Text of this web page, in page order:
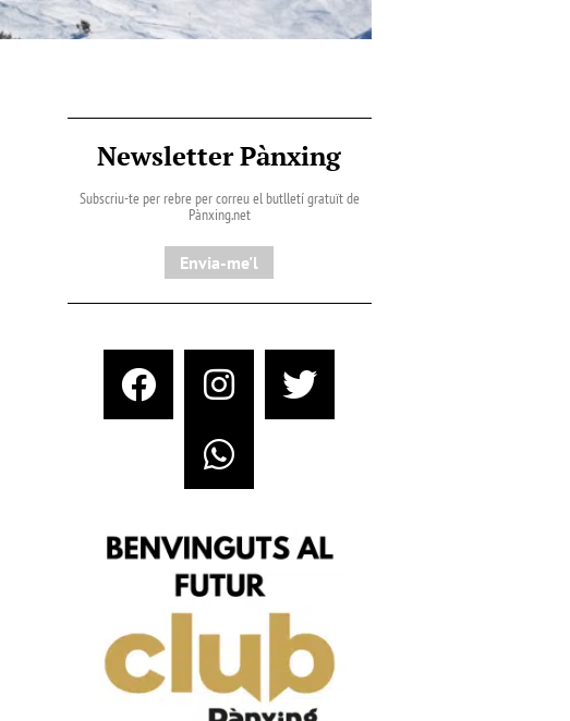
Newsletter Pànxing
Subscriu-te per rebre per correu el butlletí gratuït de
Pànxing.net​
Envia-me'l